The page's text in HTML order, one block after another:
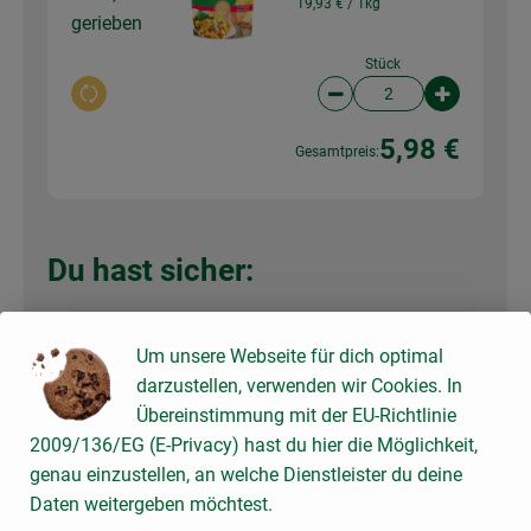
gerieben
Auswahl ändern
19,93 € / 1kg
Stück
Artikelanzahl
Gesamtpreis:5,98 €
Du hast sicher:
1 Stk
Eier (2
Stück)
Auswahl ändern
Eier 6 Stück Breitsameter
Um unsere Webseite für dich optimal
darzustellen, verwenden wir Cookies. In
Übereinstimmung mit der EU-Richtlinie
2009/136/EG (E-Privacy) hast du hier die Möglichkeit,
genau einzustellen, an welche Dienstleister du deine
Daten weitergeben möchtest.